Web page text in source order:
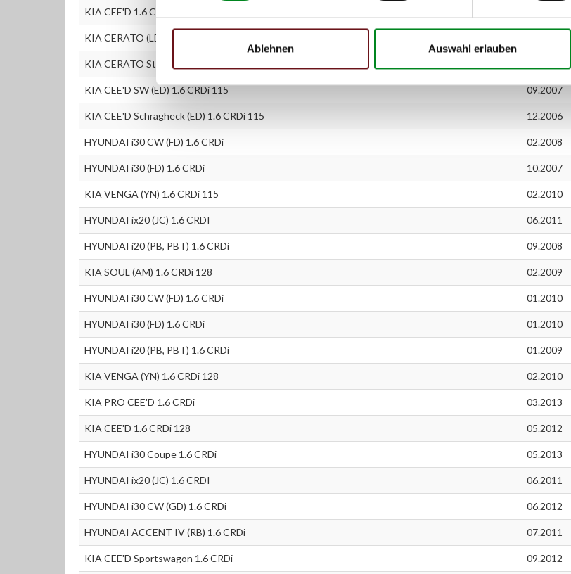
Ablehnen Auswahl erlauben
KIA CEE'D 1.6 CRDi 115
KIA CERATO (LD) 1.6 CRDi
KIA CERATO Stufenheck (LD) 1.6 CRDi
KIA CEE'D SW (ED) 1.6 CRDi 115 09.2007
KIA CEE'D Schrägheck (ED) 1.6 CRDi 115 12.2006
HYUNDAI i30 CW (FD) 1.6 CRDi 02.2008
HYUNDAI i30 (FD) 1.6 CRDi 10.2007
KIA VENGA (YN) 1.6 CRDi 115 02.2010
HYUNDAI ix20 (JC) 1.6 CRDI 06.2011
HYUNDAI i20 (PB, PBT) 1.6 CRDi 09.2008
KIA SOUL (AM) 1.6 CRDi 128 02.2009
HYUNDAI i30 CW (FD) 1.6 CRDi 01.2010
HYUNDAI i30 (FD) 1.6 CRDi 01.2010
HYUNDAI i20 (PB, PBT) 1.6 CRDi 01.2009
KIA VENGA (YN) 1.6 CRDi 128 02.2010
KIA PRO CEE'D 1.6 CRDi 03.2013
KIA CEE'D 1.6 CRDi 128 05.2012
HYUNDAI i30 Coupe 1.6 CRDi 05.2013
HYUNDAI ix20 (JC) 1.6 CRDI 06.2011
HYUNDAI i30 CW (GD) 1.6 CRDi 06.2012
HYUNDAI ACCENT IV (RB) 1.6 CRDi 07.2011
KIA CEE'D Sportswagon 1.6 CRDi 09.2012